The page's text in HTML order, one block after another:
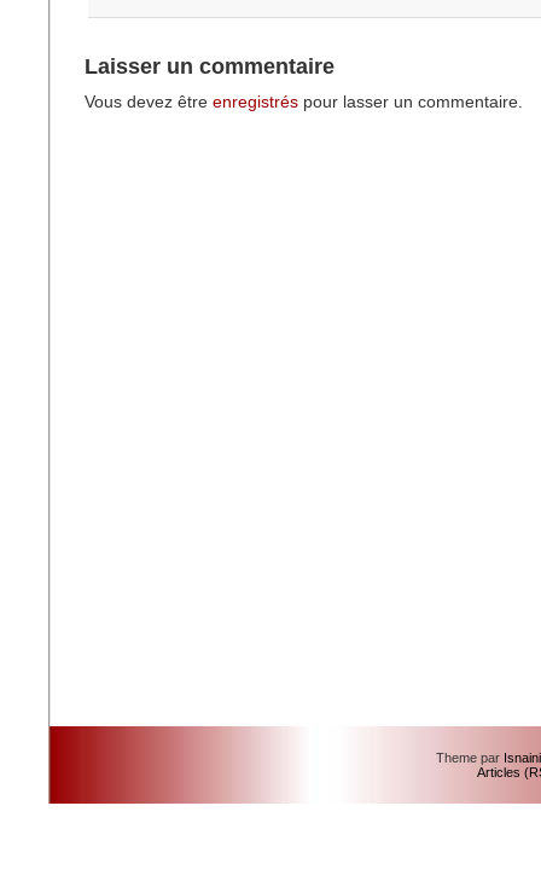
Laisser un commentaire
Vous devez être enregistrés pour lasser un commentaire.
Theme par
Articles